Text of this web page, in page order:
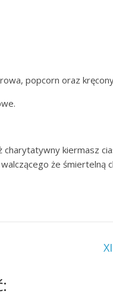
popcorn oraz
kiermasz
że śmiertelną